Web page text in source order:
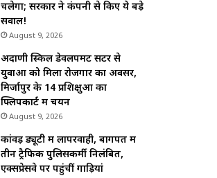
चलेगा; सरकार ने कंपनी से किए ये बड़े
सवाल!
August 9, 2026
अदाणी स्किल डेवलपमेंट सेंटर से
युवाओं को मिला रोजगार का अवसर,
मिर्जापुर के 14 प्रशिक्षुओं का
फ्लिपकार्ट में चयन
August 9, 2026
कांवड़ ड्यूटी में लापरवाही, बागपत में
तीन ट्रैफिक पुलिसकर्मी निलंबित,
एक्सप्रेसवे पर पहुंचीं गाड़ियां